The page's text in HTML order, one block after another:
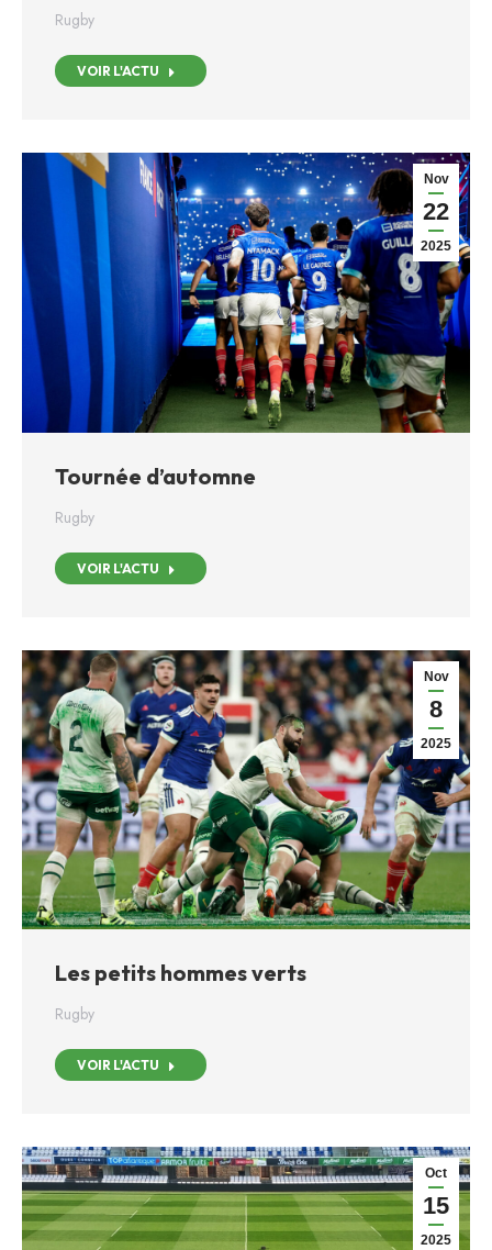
Rugby
VOIR L'ACTU
Nov
22
2025
Tournée d’automne
Rugby
VOIR L'ACTU
Nov
8
2025
Les petits hommes verts
Rugby
VOIR L'ACTU
Oct
15
2025